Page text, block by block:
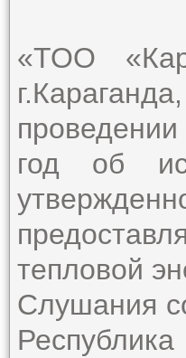
«ТОО
год об
тепловой
Слушания